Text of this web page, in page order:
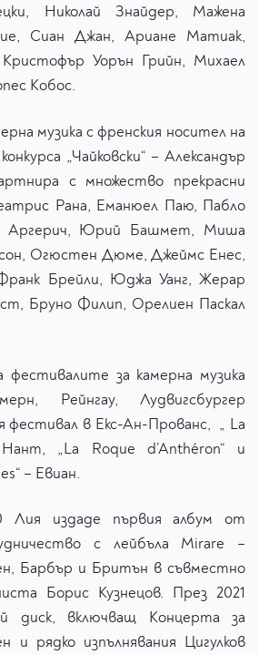
Николай Знайдер, Мажена
Сиан Джан, Ариане Матиак,
Уорън Грийн, Михаел
Кобос.
музика с френския носител на
„Чайковски“ – Александър
с множество прекрасни
Рана, Еманюел Паю, Пабло
Аргерич, Юрий Башмет, Миша
Огюстен Дюме, Джеймс Енес,
Брейли, Юджа Уанг, Жерар
Бруно Филип, Орелиен Паскал
за камерна музика
Рейнгау, Лудвигсбургер
фестивал в Екс-Ан-Прованс, „ La
„La Roque d’Anthéron“ и
– Евиан.
Лия издаде първия албум от
с лейбъла Mirare –
Барбър и Бритън в съвместно
Борис Кузнецов. През 2021
диск, включващ Концерта за
и рядко изпълнявания Цигулков